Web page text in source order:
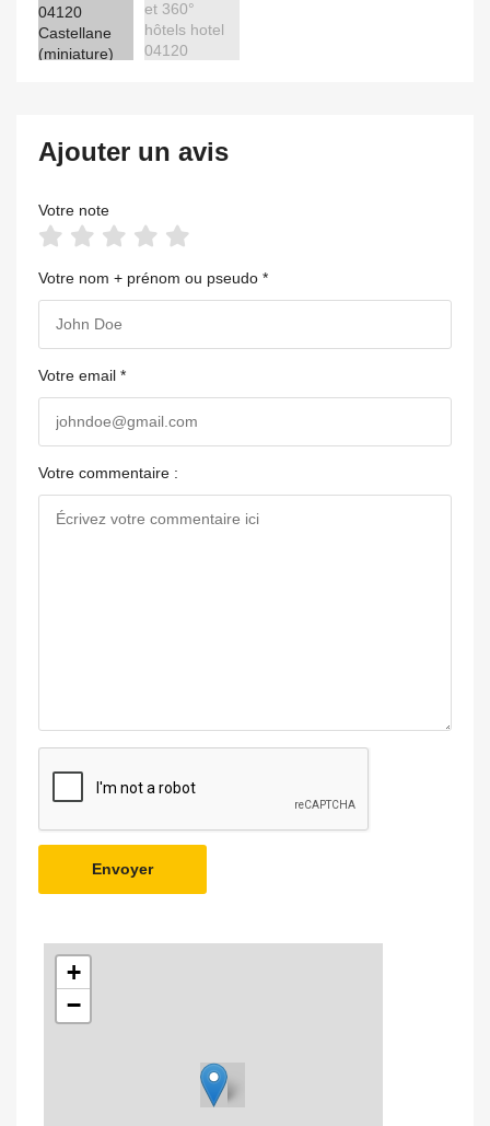
Ajouter un avis
Votre note
Votre nom + prénom ou pseudo *
Votre email *
Votre commentaire :
Envoyer
+
−